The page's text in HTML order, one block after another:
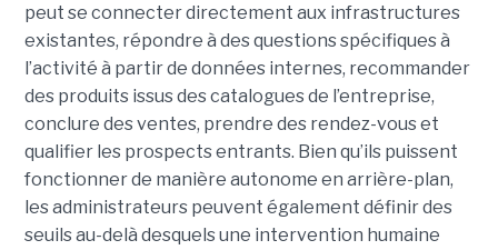
peut se connecter directement aux infrastructures
existantes, répondre à des questions spécifiques à
l’activité à partir de données internes, recommander
des produits issus des catalogues de l’entreprise,
conclure des ventes, prendre des rendez-vous et
qualifier les prospects entrants. Bien qu’ils puissent
fonctionner de manière autonome en arrière-plan,
les administrateurs peuvent également définir des
seuils au-delà desquels une intervention humaine